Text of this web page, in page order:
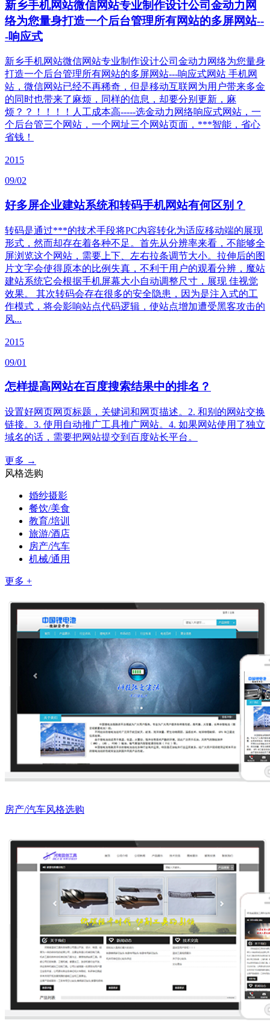
新乡手机网站微信网站专业制作设计公司金动力网
络为您量身打造一个后台管理所有网站的多屏网站--
-响应式
新乡手机网站微信网站专业制作设计公司金动力网络为您量身
打造一个后台管理所有网站的多屏网站---响应式网站 手机网
站，微信网站已经不再稀奇，但是移动互联网为用户带来多金
的同时也带来了麻烦，同样的信息，却要分别更新，麻
烦？？！！！！人工成本高-----选金动力网络响应式网站，一
个后台管三个网站，一个网址三个网站页面，***智能，省心
省钱！
2015
09/02
好多屏企业建站系统和转码手机网站有何区别？
转码是通过***的技术手段将PC内容转化为适应移动端的展现
形式，然而却存在着各种不足。首先从分辨率来看，不能够全
屏浏览这个网站，需要上下、左右拉条调节大小。拉伸后的图
片文字会使得原本的比例失真，不利于用户的观看分辨，魔站
建站系统它会根据手机屏幕大小自动调整尺寸，展现 佳视觉
效果。 其次转码会存在很多的安全隐患，因为是注入式的工
作模式，将会影响站点代码逻辑，使站点增加遭受黑客攻击的
风...
2015
09/01
怎样提高网站在百度搜索结果中的排名？
设置好网页网页标题，关键词和网页描述。2. 和别的网站交换
链接。3. 使用自动推广工具推广网站。4. 如果网站使用了独立
域名的话，需要把网站提交到百度站长平台。
更多 →
风格选购
婚纱摄影
餐饮/美食
教育/培训
旅游/酒店
房产/汽车
机械/通用
更多 +
房产/汽车风格选购